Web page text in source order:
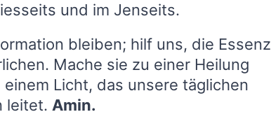
und im Jenseits.
bleiben; hilf uns, die Essenz
Mache sie zu einer Heilung
Licht, das unsere täglichen
leitet. Amin.